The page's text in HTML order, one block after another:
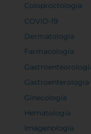
Coloproctología
COVID-19
Dermatología
Farmacología
Gastroenterología
Ginecología
Hematología
Imagenología